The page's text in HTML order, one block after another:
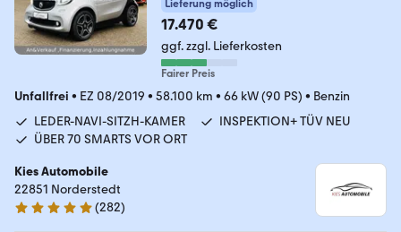
Lieferung möglich
17.470 €
ggf. zzgl. Lieferkosten
Fairer Preis
Unfallfrei • EZ 08/2019 • 58.100 km • 66 kW (90 PS) • Benzin
LEDER-NAVI-SITZH-KAMER
INSPEKTION+ TÜV NEU
ÜBER 70 SMARTS VOR ORT
Kies Automobile
22851 Norderstedt
4.8 Sterne
(282)